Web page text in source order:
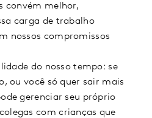
convém melhor,
carga de trabalho
nossos compromissos
do nosso tempo: se
ou você só quer sair mais
gerenciar seu próprio
com crianças que